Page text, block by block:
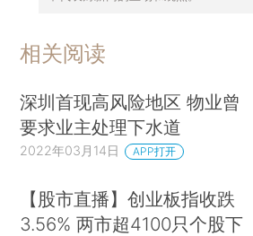
相关阅读
深圳首现高风险地区 物业曾
要求业主处理下水道
2022年03月14日 APP打开
【股市直播】创业板指收跌
3.56% 两市超4100只个股下